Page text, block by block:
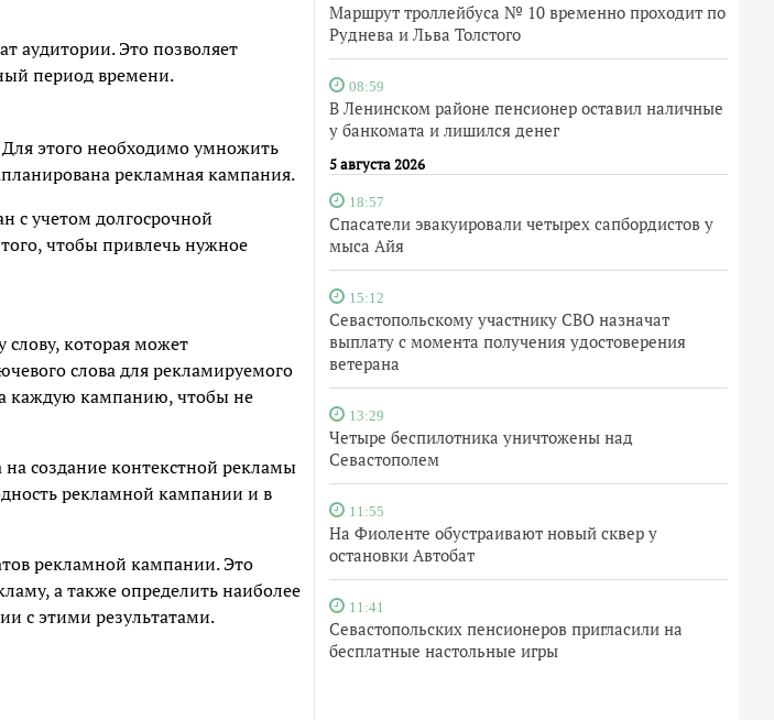
Маршрут троллейбуса № 10 временно проходит по
Руднева и Льва Толстого
08:59
В Ленинском районе пенсионер оставил наличные
у банкомата и лишился денег
5 августа 2026
18:57
Спасатели эвакуировали четырех сапбордистов у
мыса Айя
15:12
Севастопольскому участнику СВО назначат
выплату с момента получения удостоверения
ветерана
13:29
Четыре беспилотника уничтожены над
Севастополем
11:55
На Фиоленте обустраивают новый сквер у
остановки Автобат
11:41
Севастопольских пенсионеров пригласили на
бесплатные настольные игры
аудитории. Это позволяет
период времени.
этого необходимо умножить
рекламная кампания.
с учетом долгосрочной
чтобы привлечь нужное
которая может
слова для рекламируемого
каждую кампанию, чтобы не
создание контекстной рекламы
рекламной кампании и в
рекламной кампании. Это
а также определить наиболее
с этими результатами.